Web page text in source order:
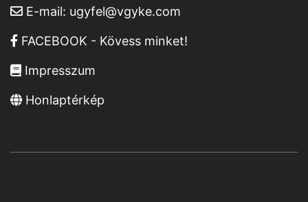
E-mail: ugyfel@vgyke.com
FACEBOOK - Kövess minket!
Impresszum
Honlaptérkép